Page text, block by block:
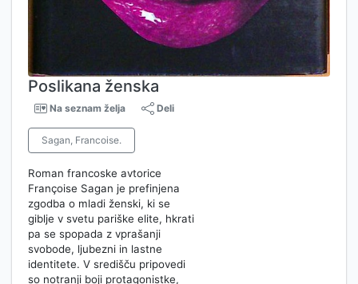
Poslikana ženska
Na seznam želja Deli
Sagan, Francoise.
Roman francoske avtorice
Françoise Sagan je prefinjena
zgodba o mladi ženski, ki se
giblje v svetu pariške elite, hkrati
pa se spopada z vprašanji
svobode, ljubezni in lastne
identitete. V središču pripovedi
so notranji boji protagonistke,